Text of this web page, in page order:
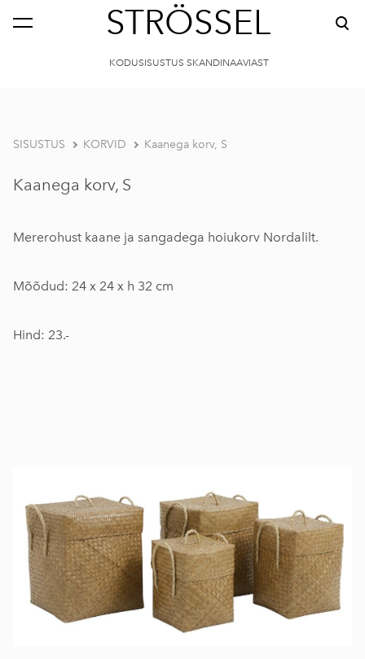
STRÖSSEL
KODUSISUSTUS SKANDINAAVIAST
SISUSTUS KORVID Kaanega korv, S
Kaanega korv, S
Mererohust kaane ja sangadega hoiukorv Nordalilt.
Mõõdud: 24 x 24 x h 32 cm
Hind: 23.-